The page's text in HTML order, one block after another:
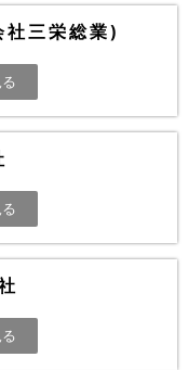
社三栄総業)